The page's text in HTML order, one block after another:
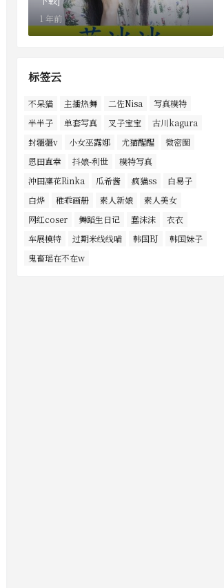
1 年前
标签云
不呆猫 主播热舞 二佐Nisa
写真模特
半半子
单套写真 叉子宝宝
古川kagura
封疆疆v
小女巫露娜 尤猫醒醒
微密圈
恩田直幸
抖娘-利世
模特写真
沖田凜花Rinka
瓜希酱 疯猫ss
白易子
白烨
稚乖画册 素人新娘
素人美女
网红coser
舞蹈生日记 蠢沫沫
衣衣
车展模特
过期米线线喵 韩国BJ
韩国妹子
鬼畜瑶在不在w